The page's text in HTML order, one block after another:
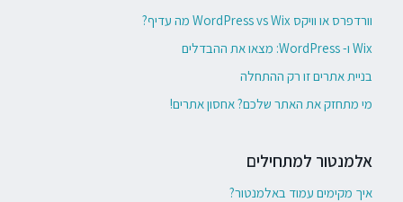
וורדפרס או וויקס WordPress vs Wix מה עדיף?
Wix ו- WordPress: מצאו את ההבדלים
בניית אתרים זו רק ההתחלה
מי מתחזק את האתר שלכם? אחסון אתרים!
אלמנטור למתחילים
איך מקימים עמוד באלמנטור?